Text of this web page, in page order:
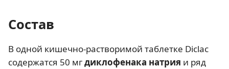
Состав
В одной кишечно-растворимой таблетке Diclac
содержатся 50 мгдиклофенака натрия и ряд